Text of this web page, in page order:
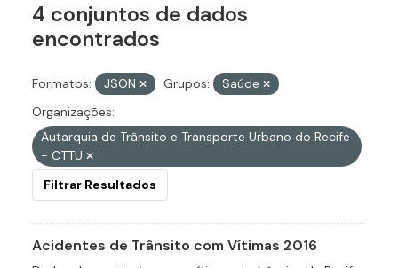
4 conjuntos de dados
encontrados
Formatos: JSON Grupos:
Saúde
Organizações:
Autarquia de Trânsito e Transporte Urbano do Recife
- CTTU
Filtrar Resultados
Acidentes de Trânsito com Vítimas 2016